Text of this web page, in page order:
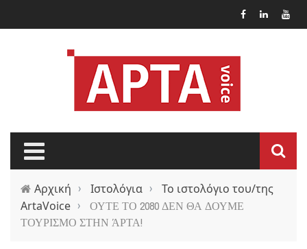
Αρχική › Ιστολόγια ›
Το ιστολόγιο του/της
ArtaVoice ›
ΟΥΤΕ ΤΟ 2080 ΔΕΝ ΘΑ ΔΟΥΜΕ
ΤΟΥΡΙΣΜΟ ΣΤΗΝ ΆΡΤΑ!